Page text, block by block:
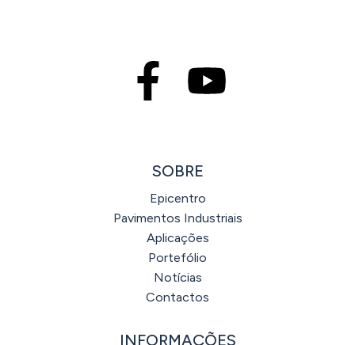
SOBRE
Epicentro
Pavimentos Industriais
Aplicações
Portefólio
Notícias
Contactos
INFORMAÇÕES